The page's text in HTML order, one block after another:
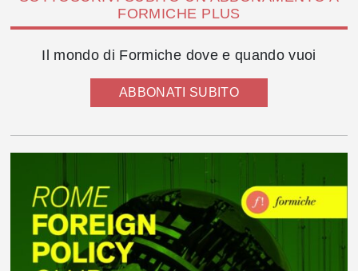
FORMICHE PLUS
Il mondo di Formiche dove e quando vuoi
ABBONATI SUBITO